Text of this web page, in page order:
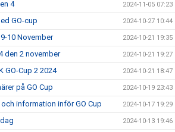
4 2024-11-05 07:23
GO-cup 2024-10-27 10:44
10 November 2024-10-21 19:35
den 2 november 2024-10-21 19:27
GO-Cup 2 2024 2024-10-21 18:47
på GO Cup 2024-10-19 23:43
information inför GO Cup 2024-10-17 19:29
2024-10-13 19:46